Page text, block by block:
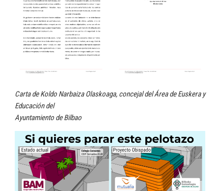
Carta de Koldo Narbaiza Olaskoaga, concejal del Área de Euskera y
Educación del
Ayuntamiento de Bilbao